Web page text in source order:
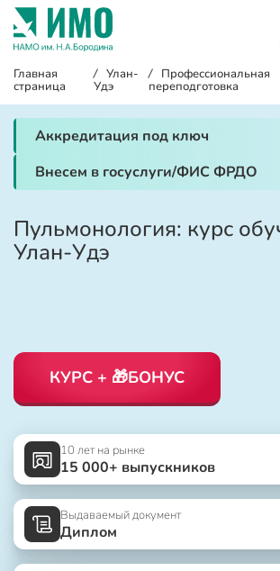
Главная
страница
/ Улан-
Удэ
/ Профессиональная
переподготовка
Аккредитация под ключ
Внесем в госуслуги/ФИС ФРДО
Пульмонология: курс
Улан-Удэ
КУРС + 🎁БОНУС
10 лет на рынке
15 000+ выпускников
Выдаваемый документ
Диплом